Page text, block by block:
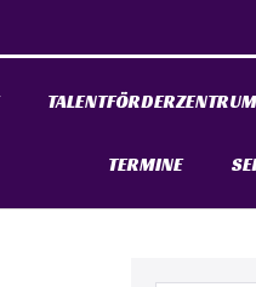
TALENTFÖRDERZENTRUM
TERMINE